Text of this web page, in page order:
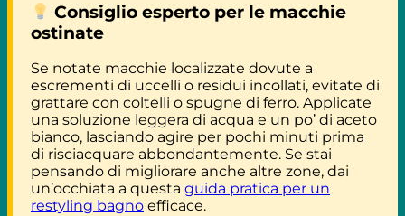
Consiglio esperto per le macchie
ostinate
Se notate macchie localizzate dovute a
escrementi di uccelli o residui incollati, evitate di
grattare con coltelli o spugne di ferro. Applicate
una soluzione leggera di acqua e un po’ di aceto
bianco, lasciando agire per pochi minuti prima
di risciacquare abbondantemente. Se stai
pensando di migliorare anche altre zone, dai
un’occhiata a questa guida pratica per un
restyling bagno efficace.